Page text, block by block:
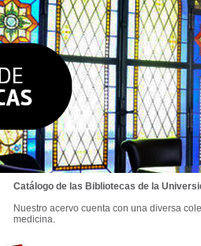
Catálogo de las Bibliotecas de la
Nuestro acervo cuenta con una diversa
medicina.